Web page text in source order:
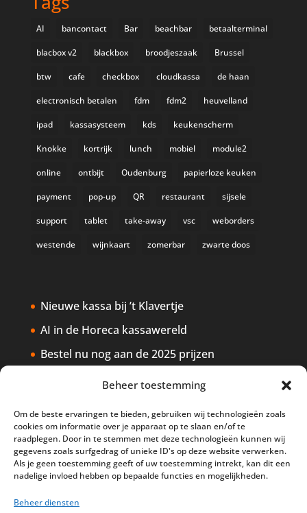
Beheer toestemming
Om de beste ervaringen te bieden, gebruiken wij technologieën zoals
cookies om informatie over je apparaat op te slaan en/of te
raadplegen. Door in te stemmen met deze technologieën kunnen wij
gegevens zoals surfgedrag of unieke ID's op deze website verwerken.
Als je geen toestemming geeft of uw toestemming intrekt, kan dit een
nadelige invloed hebben op bepaalde functies en mogelijkheden.
Beheer diensten
AI bancontact Bar beachbar betaalterminal
blacbox v2 blackbox broodjeszaak Brussel
btw cafe checkbox cloudkassa de haan
electronisch betalen fdm fdm2 heuvelland
ipad kassasysteem kds keukenscherm
Knokke kortrijk lunch mobiel module2
online ontbijt Oudenburg papierloze keuken
payment pop-up QR restaurant sijsele
support tablet take-away vsc weborders
westende wijnkaart zomerbar zwarte doos
Nieuwe kassa bij ’t Klavertje
AI in de Horeca kassawereld
Bestel nu nog aan de 2025 prijzen
Safran Palace start met nieuw
BTW aanpassingen HoReCa vanaf 1
maart 2026